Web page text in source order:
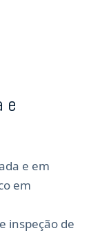
e
e em
em
inspeção de